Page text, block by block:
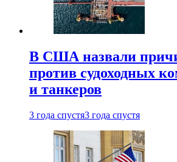
В США назвали
против судоходных
и танкеров
3 года спустя3 года спустя